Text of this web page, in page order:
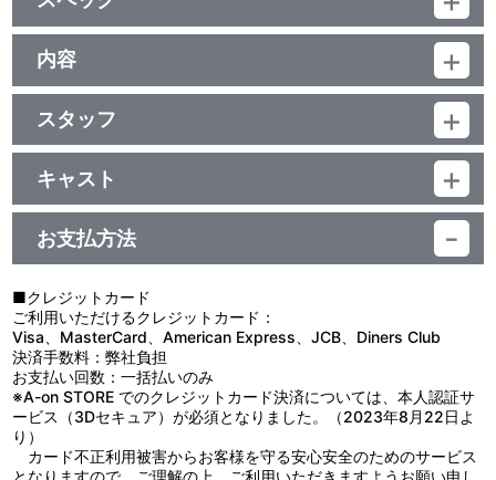
オールカラーブックレット
「.hack//G.U. World Guide」(96頁)
特典
解説書
映像特典
シリアスなあのセリフ、感動のシーンが大変なことに！
抱腹絶倒のムービー集！「パロディモード」（約６分）
長らく待ち望まれていた、伝説の番外編が堂々の復活！！
他、仕様
ジャケットイラストは貞本義行 描き下ろし
品番：BCXA-0014
ジャンル：劇場公開アニメ
(本編93分+特典38分)／ﾄﾞﾙﾋﾞｰTrueHD（5.1ch)･ﾘﾆｱPCM(ｽﾃﾚｵ）／
AVC／BD50G／16:9<1080i High Definition>／カラー／確131分／
内容
制作年度：2007年
西暦2017年に市場を席巻したネットゲーム『The World R:2』の中
で繰り広げられる、愛と狂気。
“執念の幽鬼”ハセヲ
“現実に裏切られた少女”アトリ
“運命の天秤を操る者”オーヴァン
三つの糸が絡み合い、それはやがてネットワーク全体を巻き込む悲
劇を紡ぎだしていく。
だろうか･･････？
スタッフ
監督：松山 洋／脚本：新里裕人／パッケージデザイン・デザイン監
修：貞本義行／キャラクターデザイン：細川誠一郎／演出：入川慶
也／アニメーションディレクター：伏見 直／キャラクターチーフモ
デラー：竹田奈央／美術監督：高木 聡／撮影監督：二塚万佳／編
集：古賀理恵／音楽：福田考代／録音演出：なかのとおる／アニメ
ーション制作：サイバーコネクトツー／製作：バンダイナムコゲー
キャスト
ハセヲ：櫻井孝宏／アトリ：川澄綾子／オーヴァン：東地宏樹／八
咫：山崎たくみ／パイ：小林沙苗／クーン：三木眞一郎／志乃：名
塚佳織 他
お支払方法
■クレジットカード
ご利用いただけるクレジットカード：
Visa、MasterCard、American Express、JCB、Diners Club
決済手数料：弊社負担
お支払い回数：一括払いのみ
※A-on STORE でのクレジットカード決済については、本人認証サ
ービス（3Dセキュア）が必須となりました。（2023年8月22日よ
り）
カード不正利用被害からお客様を守る安心安全のためのサービス
となりますので、ご理解の上、ご利用いただきますようお願い申し